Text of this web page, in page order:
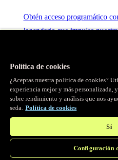
Obtén acceso programático
legendaria que impulsa
Servidor MCP
Control por IA para tus
Política de cookies
¿Aceptas nuestra política de cookies?
experiencia mejor y más personalizada,
sobre rendimiento y análisis que nos
seda. Política de cookies
Sí
Configuración